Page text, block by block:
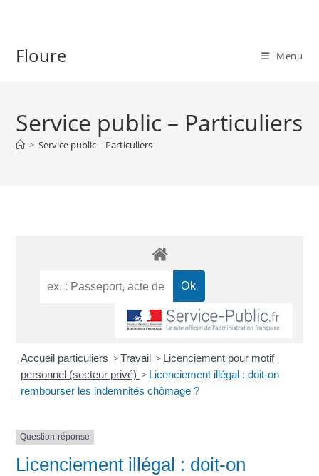
Floure Menu
Service public – Particuliers
> Service public – Particuliers
Accueil particuliers >Travail > Licenciement pour motif
personnel (secteur privé) > Licenciement illégal : doit-on
rembourser les indemnités chômage ?
Question-réponse
Licenciement illégal : doit-on